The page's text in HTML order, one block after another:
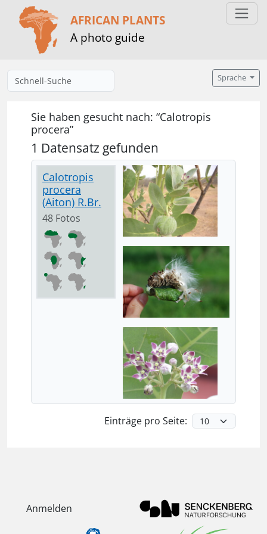
AFRICAN PLANTS
A photo guide
Sprache
Sie haben gesucht nach: “Calotropis
procera”
1 Datensatz gefunden
Calotropis
procera
(Aiton) R.Br.
48 Fotos
Einträge pro Seite:
Anmelden